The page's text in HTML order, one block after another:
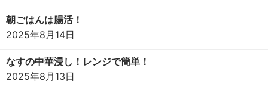
朝ごはんは腸活！
2025年8月14日
なすの中華浸し！レンジで簡単！
2025年8月13日